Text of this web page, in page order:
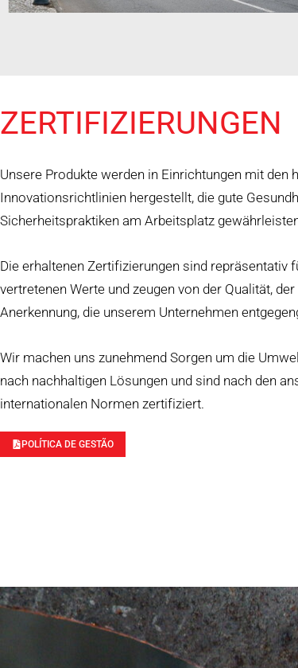
ZERTIFIZIERUNGEN
Unsere Produkte werden in Einrichtungen mit den
Innovationsrichtlinien hergestellt, die gute
Sicherheitspraktiken am Arbeitsplatz
Die erhaltenen Zertifizierungen sind repräsentativ
vertretenen Werte und zeugen von der Qualität,
Anerkennung, die unserem Unternehmen
Wir machen uns zunehmend Sorgen um die
nach nachhaltigen Lösungen und sind nach den
internationalen Normen zertifiziert.
POLÍTICA DE GESTÃO